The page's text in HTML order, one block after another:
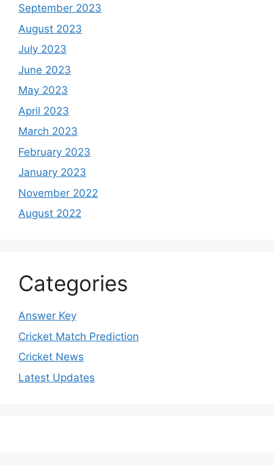
September 2023
August 2023
July 2023
June 2023
May 2023
April 2023
March 2023
February 2023
January 2023
November 2022
August 2022
Categories
Answer Key
Cricket Match Prediction
Cricket News
Latest Updates